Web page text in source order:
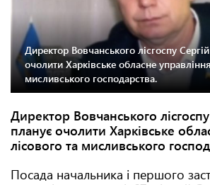
Директор Вовчанського лісгоспу
очолити Харківське обласне
мисливського господарства.
Директор Вовчанського
планує очолити Харківське
лісового та мисливського
Посада начальника і першого